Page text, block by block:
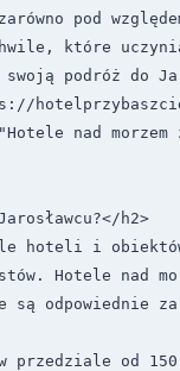
pod
które
podróż do
nad morzem z
h2>
hoteli i
Hotele nad
są odpowiednie
w przedziale od